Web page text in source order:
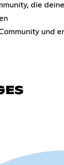
die
und